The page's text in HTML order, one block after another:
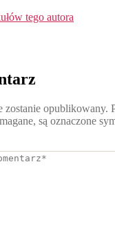
tego autora
zostanie opublikowany.
są oznaczone